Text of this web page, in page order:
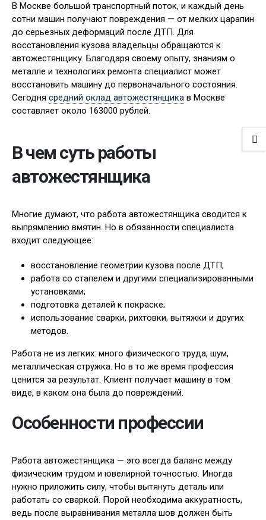
В Москве большой транспортный поток, и каждый день
сотни машин получают повреждения — от мелких царапин
до серьезных деформаций после ДТП. Для
восстановления кузова владельцы обращаются к
автожестянщику. Благодаря своему опыту, знаниям о
металле и технологиях ремонта специалист может
восстановить машину до первоначального состояния.
Сегодня средний оклад автожестянщика в Москве
составляет около 163000 рублей.
В чем суть работы
автожестянщика
Многие думают, что работа автожестянщика сводится к
выпрямлению вмятин. Но в обязанности специалиста
входит следующее:
восстановление геометрии кузова после ДТП;
работа со стапелем и другими специализированными
установками;
подготовка деталей к покраске;
использование сварки, рихтовки, вытяжки и других
методов.
Работа не из легких: много физического труда, шум,
металлическая стружка. Но в то же время профессия
ценится за результат. Клиент получает машину в том
виде, в каком она была до повреждений.
Особенности профессии
Работа автожестянщика — это всегда баланс между
физическим трудом и ювелирной точностью. Иногда
нужно приложить силу, чтобы вытянуть деталь или
работать со сваркой. Порой необходима аккуратность,
ведь после выравнивания металла шов должен быть